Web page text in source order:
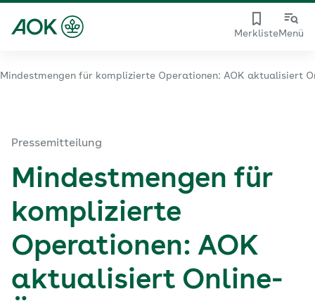
MerklisteMenü
Mindestmengen für komplizierte Operationen: AOK aktualisiert
Pressemitteilung
Mindestmengen für
komplizierte
Operationen: AOK
aktualisiert Online-